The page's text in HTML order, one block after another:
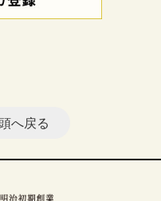
へ戻る